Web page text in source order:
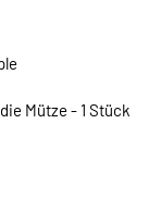
Mütze - 1 Stück